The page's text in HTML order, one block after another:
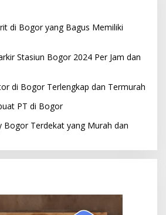
di Bogor yang Bagus Memiliki
Stasiun Bogor 2024 Per Jam dan
di Bogor Terlengkap dan Termurah
PT di Bogor
Terdekat yang Murah dan